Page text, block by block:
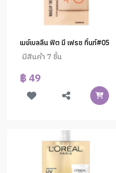
เมย์เบลลีน ฟิต มี เฟรช ทิ้นท์#05
มีสินค้า 7 ชิ้น
฿ 49